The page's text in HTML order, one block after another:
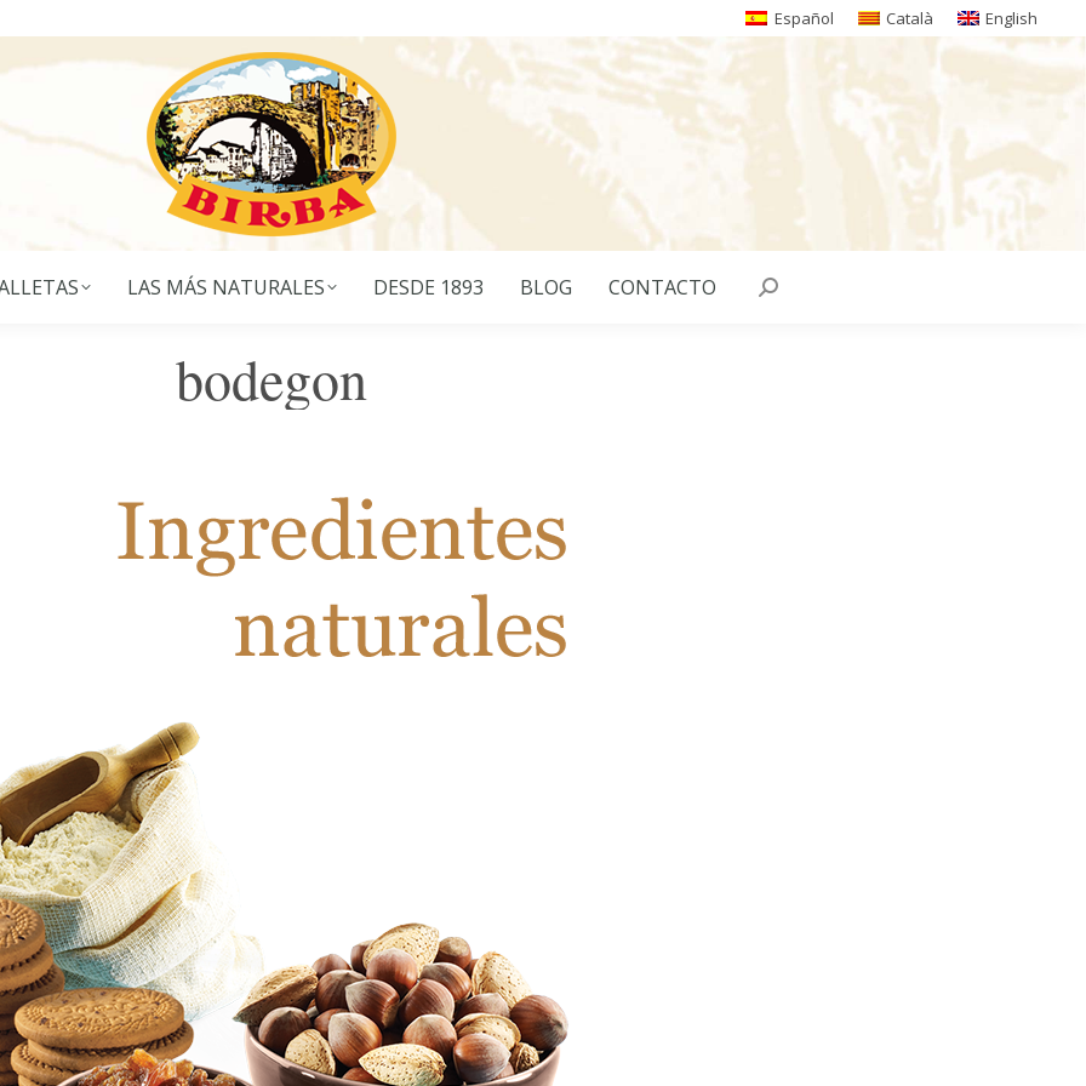
Español Català English
LAS MÁS NATURALES DESDE 1893 BLOG CONTACTO Buscar:
bodegon